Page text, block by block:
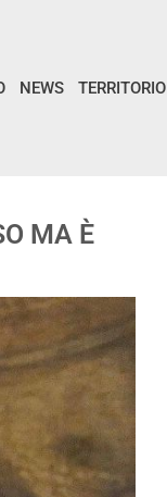
NEWS TERRITORIO
MA È